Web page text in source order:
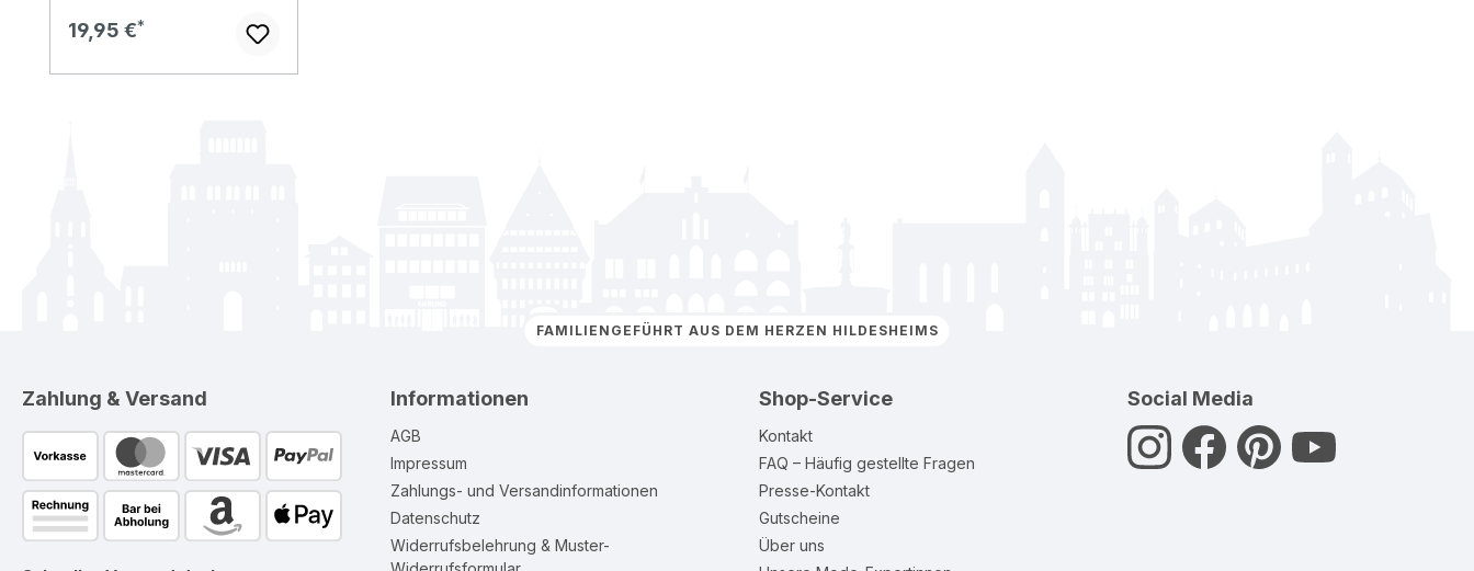
Regulärer Preis:
19,95 €
FAMILIENGEFÜHRT AUS DEM HERZEN HILDESHEIMS
Zahlung & Versand Informationen
AGB
Impressum
Zahlungs- und Versandinformationen
Datenschutz
Widerrufsbelehrung & Muster-
Shop-Service
Kontakt
FAQ – Häufig gestellte Fragen
Presse-Kontakt
Gutscheine
Über uns
Social Media